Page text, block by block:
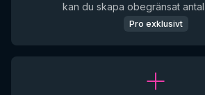
kan du skapa obegränsat
Pro exklusivt